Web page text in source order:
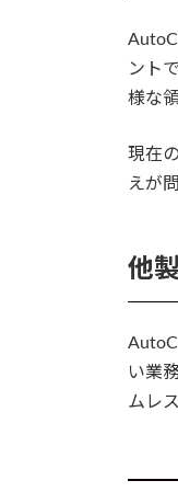
ント
様な
現在
えが
他
い業
ムレ